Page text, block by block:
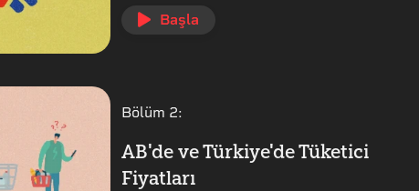
Başla
Bölüm 2:
AB'de ve Türkiye'de Tüketici
Fiyatları